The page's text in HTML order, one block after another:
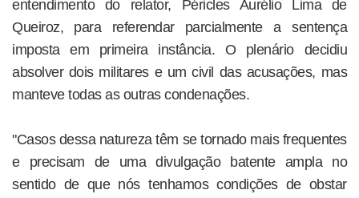
entendimento do relator, Péricles Aurélio Lima de
Queiroz, para referendar parcialmente a sentença
imposta em primeira instância. O plenário decidiu
absolver dois militares e um civil das acusações, mas
manteve todas as outras condenações.
"Casos dessa natureza têm se tornado mais frequentes
e precisam de uma divulgação batente ampla no
sentido de que nós tenhamos condições de obstar